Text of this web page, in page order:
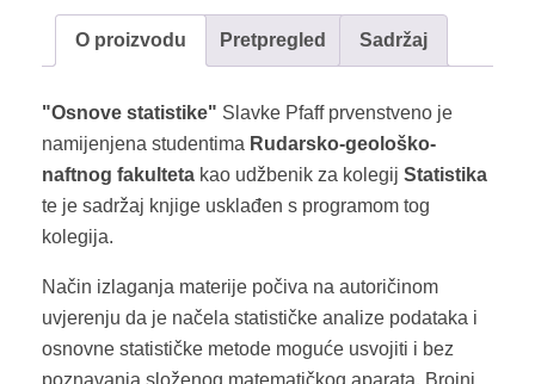
O proizvodu Pretpregled Sadržaj
"Osnove statistike" Slavke Pfaff prvenstveno je
namijenjena studentima Rudarsko-geološko-
naftnog fakulteta kao udžbenik za kolegij Statistika
te je sadržaj knjige usklađen s programom tog
kolegija.
Način izlaganja materije počiva na autoričinom
uvjerenju da je načela statističke analize podataka i
osnovne statističke metode moguće usvojiti i bez
poznavanja složenog matematičkog aparata. Brojni